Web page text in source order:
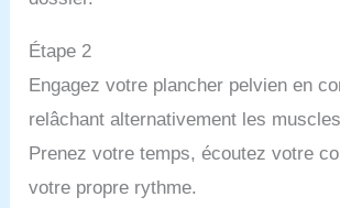
Étape 2
Engagez votre plancher pelvien en
relâchant alternativement les
Prenez votre temps, écoutez votre
votre propre rythme.